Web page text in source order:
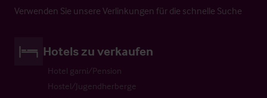
Verwenden Sie unsere Verlinkungen für die schnelle Suche
Hotels zu verkaufen
Hotel garni/Pension
Hostel/Jugendherberge